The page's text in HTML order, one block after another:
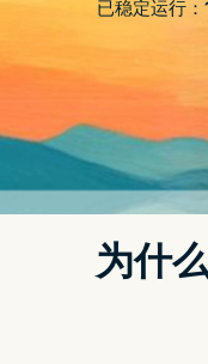
手机已成为人们生活
购买一部新手机时，
个比较好？应该选哪